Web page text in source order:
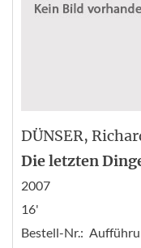
DÜNSER,
Die letzten
2007
16'
Bestell-Nr.: